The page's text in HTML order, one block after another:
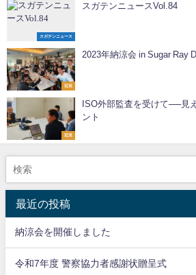
スガテンニュース
スガテンニュースVol.84
近況
2023年納涼会 in Sugar Ray
近況
ISO外部監査を受けて──見
ント
最近の投稿
納涼会を開催しました
令和7年度 警察協力者感謝状贈呈式